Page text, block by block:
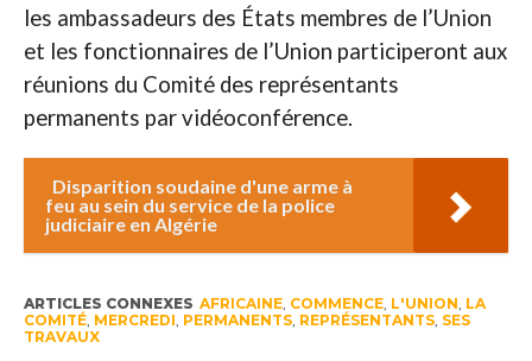
les ambassadeurs des États membres de l’Union
et les fonctionnaires de l’Union participeront aux
réunions du Comité des représentants
permanents par vidéoconférence.
Disparition soudaine d'une arme à
feu au sein du service de la police
judiciaire en Algérie
ARTICLES CONNEXES AFRICAINE, COMMENCE, L'UNION, LA
COMITÉ, MERCREDI, PERMANENTS, REPRÉSENTANTS, SES
TRAVAUX